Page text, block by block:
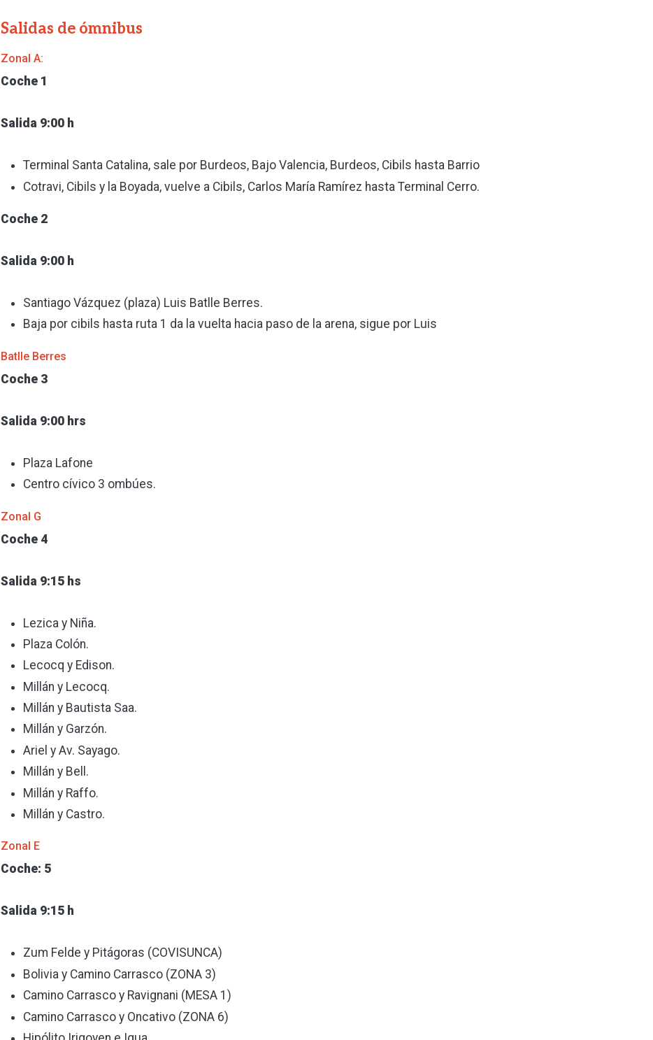
Salidas de ómnibus
Zonal A:
Coche 1
Salida 9:00 h
Terminal Santa Catalina, sale por Burdeos, Bajo Valencia, Burdeos, Cibils hasta Barrio
Cotravi, Cibils y la Boyada, vuelve a Cibils, Carlos María Ramírez hasta Terminal Cerro.
Coche 2
Salida 9:00 h
Santiago Vázquez (plaza) Luis Batlle Berres.
Baja por cibils hasta ruta 1 da la vuelta hacia paso de la arena, sigue por Luis
Batlle Berres
Coche 3
Salida 9:00 hrs
Plaza Lafone
Centro cívico 3 ombúes.
Zonal G
Coche 4
Salida 9:15 hs
Lezica y Niña.
Plaza Colón.
Lecocq y Edison.
Millán y Lecocq.
Millán y Bautista Saa.
Millán y Garzón.
Ariel y Av. Sayago.
Millán y Bell.
Millán y Raffo.
Millán y Castro.
Zonal E
Coche: 5
Salida 9:15 h
Zum Felde y Pitágoras (COVISUNCA)
Bolivia y Camino Carrasco (ZONA 3)
Camino Carrasco y Ravignani (MESA 1)
Camino Carrasco y Oncativo (ZONA 6)